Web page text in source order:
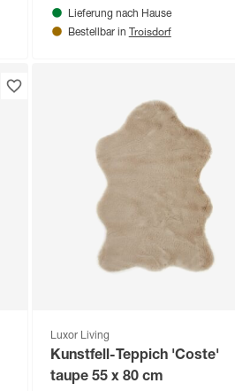
Lieferung nach Hause
Bestellbar in Troisdorf
Luxor Living
Kunstfell-Teppich 'Coste'
taupe 55 x 80 cm